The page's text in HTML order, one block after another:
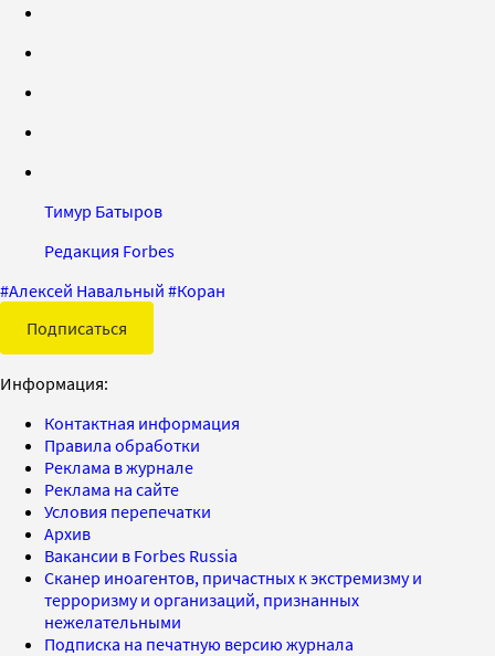
Тимур Батыров
Редакция Forbes
#Алексей Навальный #Коран
Подписаться
Информация:
Контактная информация
Правила обработки
Реклама в журнале
Реклама на сайте
Условия перепечатки
Архив
Вакансии в Forbes Russia
Сканер иноагентов, причастных к экстремизму и
терроризму и организаций, признанных
нежелательными
Подписка на печатную версию журнала